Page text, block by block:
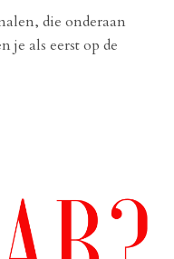
die onderaan
je als eerst op de